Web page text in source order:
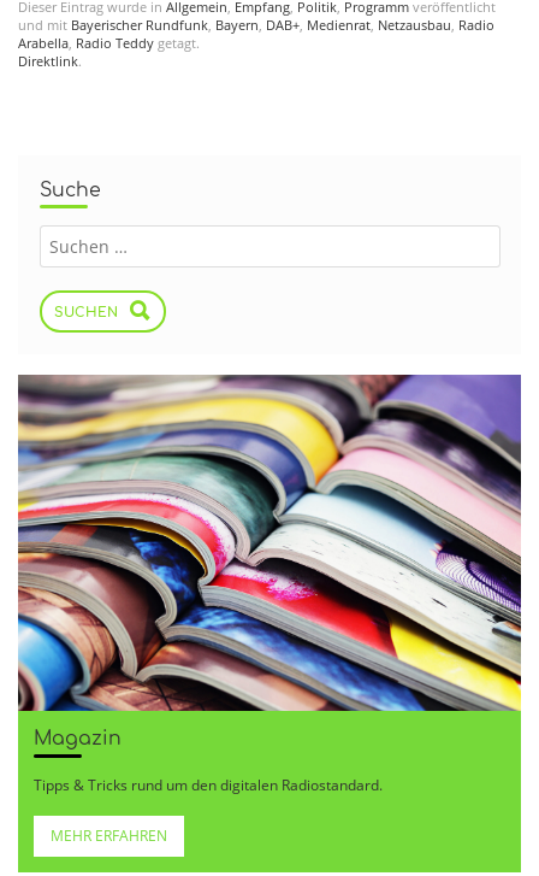
Dieser Eintrag wurde in Allgemein, Empfang, Politik, Programm veröffentlicht
und mit Bayerischer Rundfunk, Bayern, DAB+, Medienrat, Netzausbau, Radio
Arabella, Radio Teddy getagt.
Direktlink.
Suche
SUCHEN
Magazin
Tipps & Tricks rund um den digitalen Radiostandard.
MEHR ERFAHREN